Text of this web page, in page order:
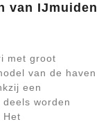
van IJmuiden
met groot
van de haven
een
worden
Het